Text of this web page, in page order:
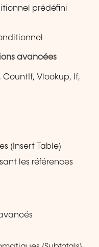
prédéfini
avancées
CountIf, Vlookup, If,
(Insert Table)
les références